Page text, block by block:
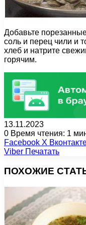
Добавьте
соль и перец чили и
хлеб и натрите
горячим.
13.11.2023
0 Время чтения: 1
Facebook X
Viber Печатать
ПОХОЖИЕ